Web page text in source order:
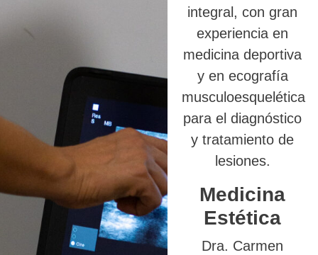
integral, con gran
experiencia en
medicina deportiva
y en ecografía
musculoesquelética
para el diagnóstico
y tratamiento de
lesiones.
Medicina
Estética
Dra. Carmen